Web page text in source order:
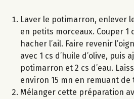
Laver le potimarron, enlever
en petits morceaux. Couper
hacher l’ail. Faire revenir
avec 1 cs d’huile d’olive, puis
potimarron et 2 cs d’eau.
environ 15 mn en remuant de
Mélanger cette préparation